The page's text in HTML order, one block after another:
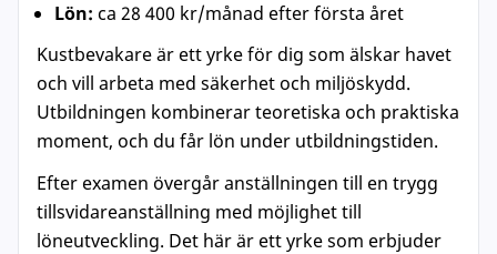
Lön: ca 28 400 kr/månad efter första året
Kustbevakare är ett yrke för dig som älskar havet
och vill arbeta med säkerhet och miljöskydd.
Utbildningen kombinerar teoretiska och praktiska
moment, och du får lön under utbildningstiden.
Efter examen övergår anställningen till en trygg
tillsvidareanställning med möjlighet till
löneutveckling. Det här är ett yrke som erbjuder